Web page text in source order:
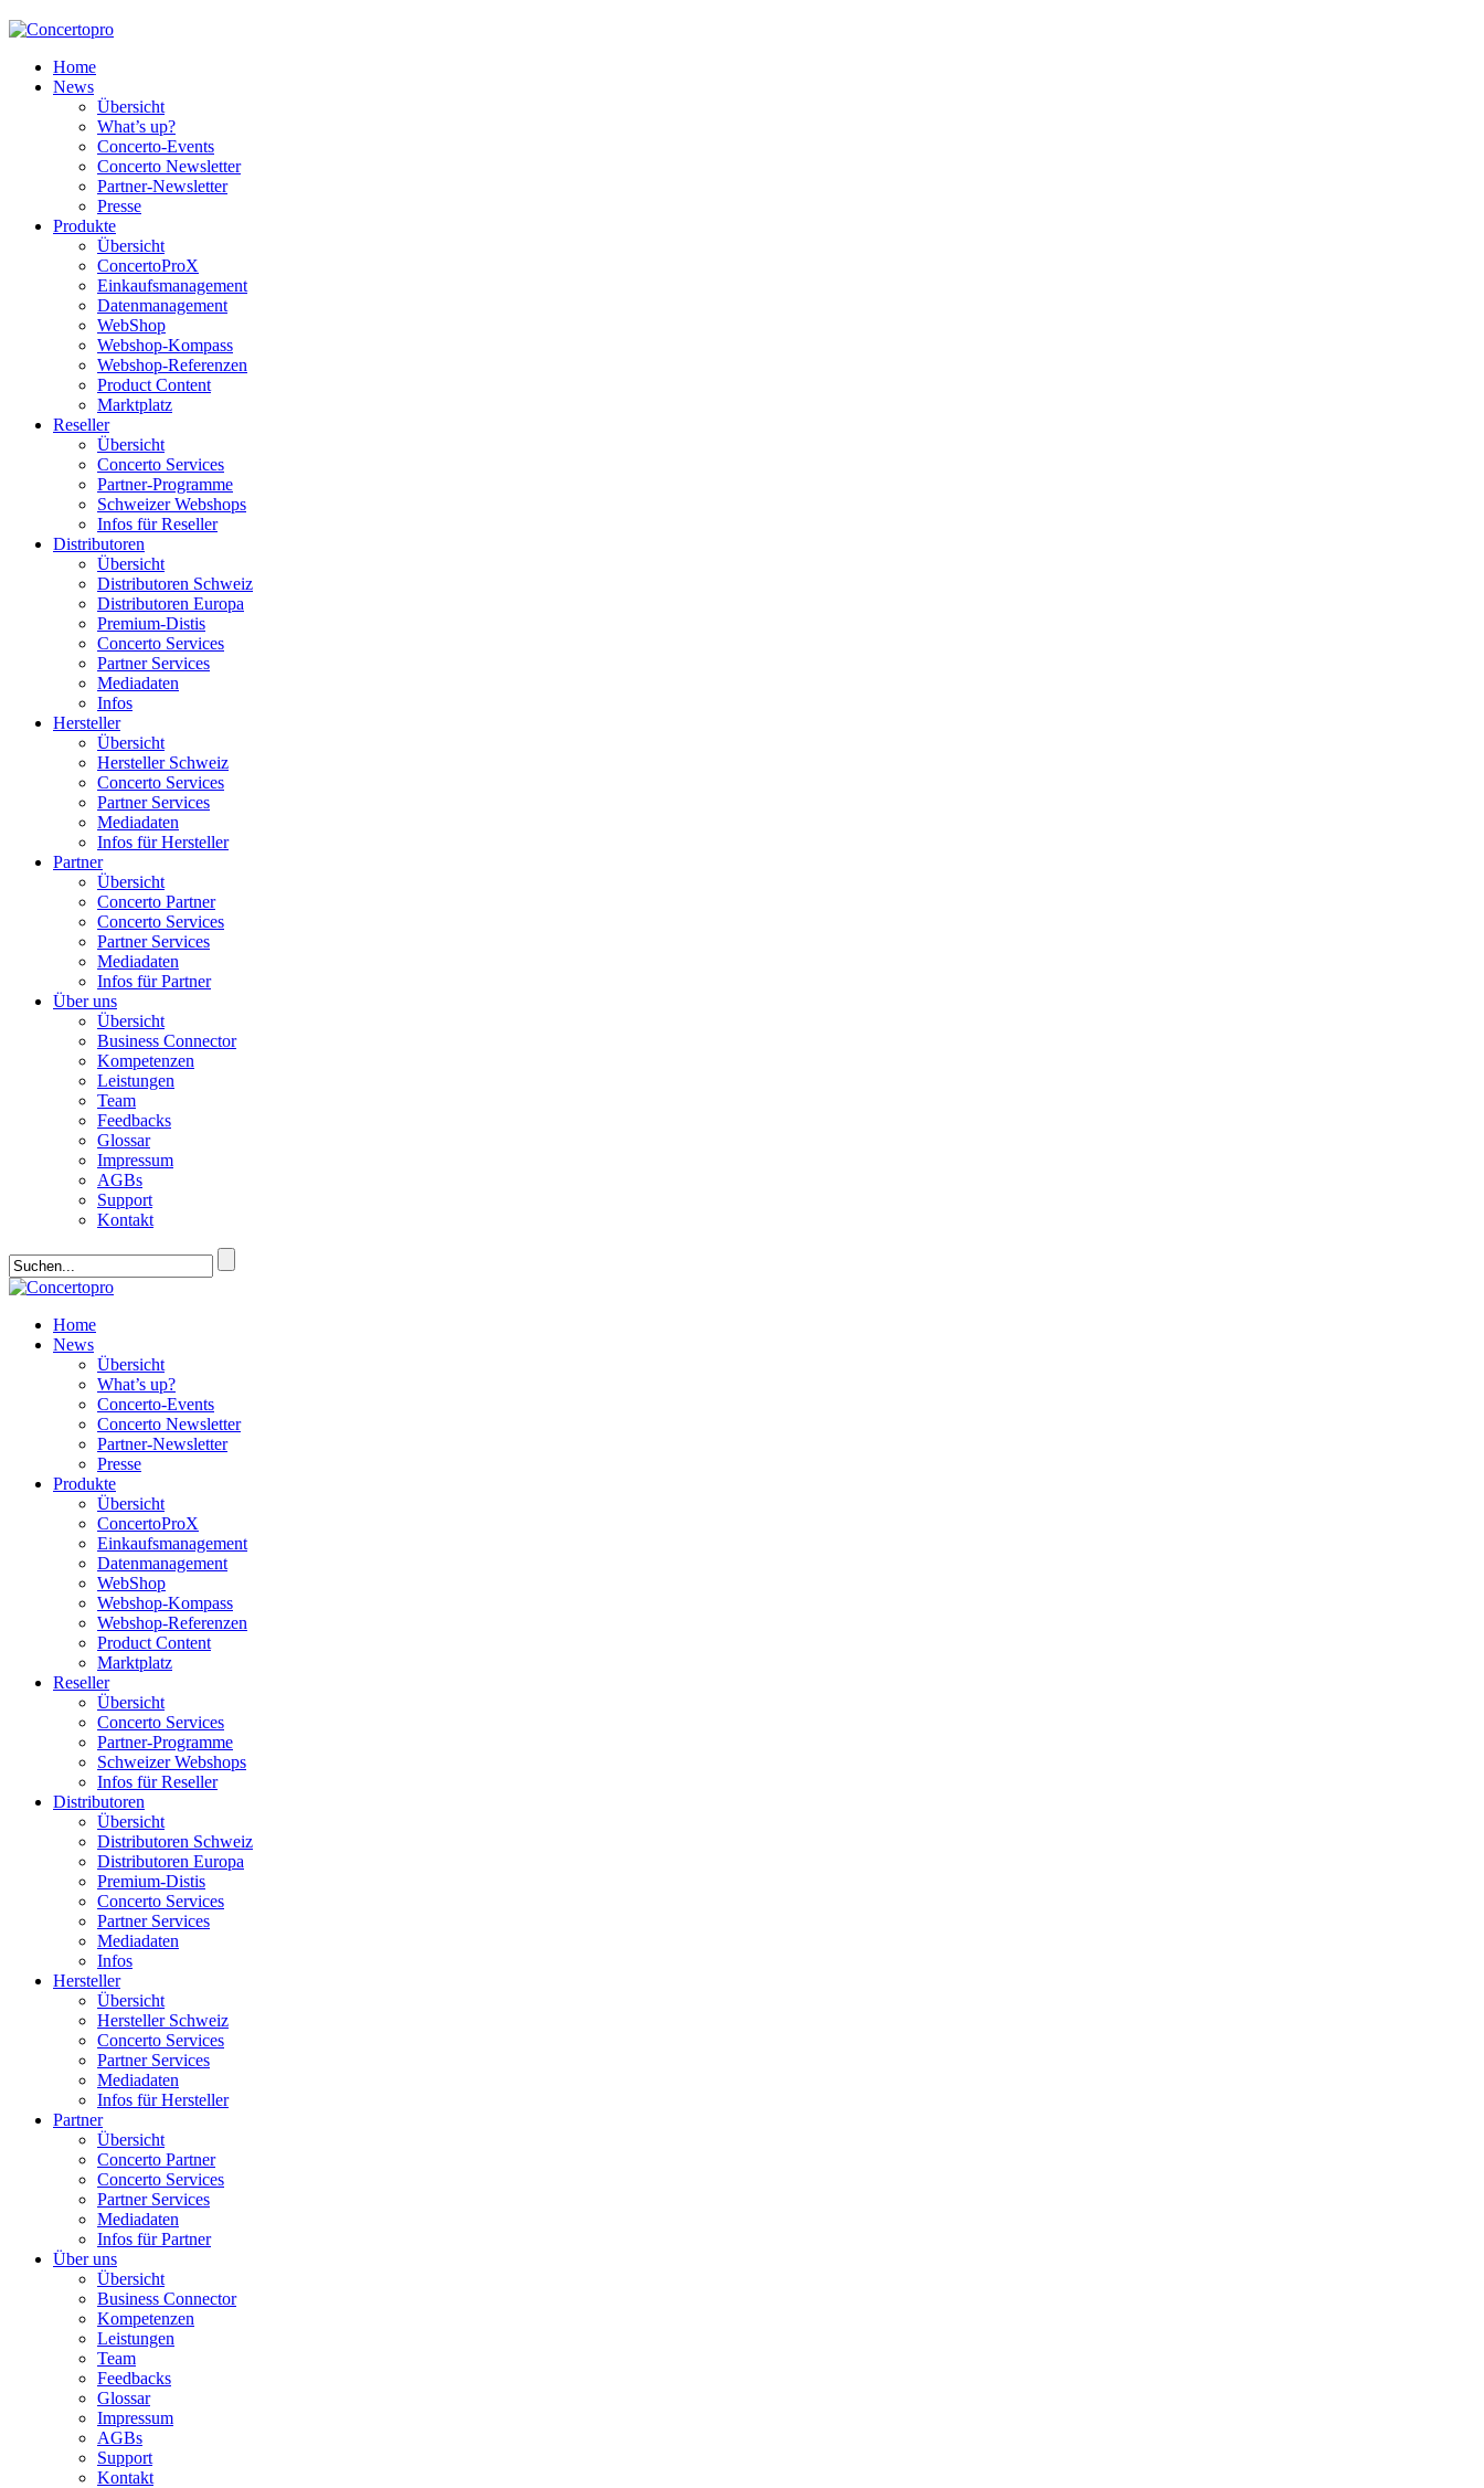
Home
News
Übersicht
What’s up?
Concerto-Events
Concerto Newsletter
Partner-Newsletter
Presse
Produkte
Übersicht
ConcertoProX
Einkaufsmanagement
Datenmanagement
WebShop
Webshop-Kompass
Webshop-Referenzen
Product Content
Marktplatz
Reseller
Übersicht
Concerto Services
Partner-Programme
Schweizer Webshops
Infos für Reseller
Distributoren
Übersicht
Distributoren Schweiz
Distributoren Europa
Premium-Distis
Concerto Services
Partner Services
Mediadaten
Infos
Hersteller
Übersicht
Hersteller Schweiz
Concerto Services
Partner Services
Mediadaten
Infos für Hersteller
Partner
Übersicht
Concerto Partner
Concerto Services
Partner Services
Mediadaten
Infos für Partner
Über uns
Übersicht
Business Connector
Kompetenzen
Leistungen
Team
Feedbacks
Glossar
Impressum
AGBs
Support
Kontakt
Home
News
Übersicht
What’s up?
Concerto-Events
Concerto Newsletter
Partner-Newsletter
Presse
Produkte
Übersicht
ConcertoProX
Einkaufsmanagement
Datenmanagement
WebShop
Webshop-Kompass
Webshop-Referenzen
Product Content
Marktplatz
Reseller
Übersicht
Concerto Services
Partner-Programme
Schweizer Webshops
Infos für Reseller
Distributoren
Übersicht
Distributoren Schweiz
Distributoren Europa
Premium-Distis
Concerto Services
Partner Services
Mediadaten
Infos
Hersteller
Übersicht
Hersteller Schweiz
Concerto Services
Partner Services
Mediadaten
Infos für Hersteller
Partner
Übersicht
Concerto Partner
Concerto Services
Partner Services
Mediadaten
Infos für Partner
Über uns
Übersicht
Business Connector
Kompetenzen
Leistungen
Team
Feedbacks
Glossar
Impressum
AGBs
Support
Kontakt